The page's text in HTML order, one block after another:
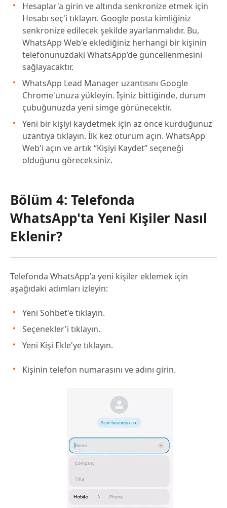
Hesaplar'a girin ve altında senkronize etmek için
Hesabı seç'i tıklayın. Google posta kimliğiniz
senkronize edilecek şekilde ayarlanmalıdır. Bu,
WhatsApp Web'e eklediğiniz herhangi bir kişinin
telefonunuzdaki WhatsApp’de güncellenmesini
sağlayacaktır.
WhatsApp Lead Manager uzantısını Google
Chrome'unuza yükleyin. İşiniz bittiğinde, durum
çubuğunuzda yeni simge görünecektir.
Yeni bir kişiyi kaydetmek için az önce kurduğunuz
uzantıya tıklayın. İlk kez oturum açın. WhatsApp
Web'i açın ve artık “Kişiyi Kaydet” seçeneği
olduğunu göreceksiniz.
Bölüm 4: Telefonda
WhatsApp'ta Yeni Kişiler Nasıl
Eklenir?
Telefonda WhatsApp'a yeni kişiler eklemek için
aşağıdaki adımları izleyin:
Yeni Sohbet'e tıklayın.
Seçenekler'i tıklayın.
Yeni Kişi Ekle'ye tıklayın.
Kişinin telefon numarasını ve adını girin.